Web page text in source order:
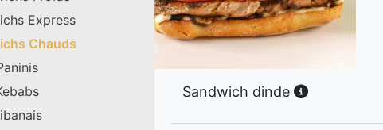
Express
Chauds
Sandwich dinde